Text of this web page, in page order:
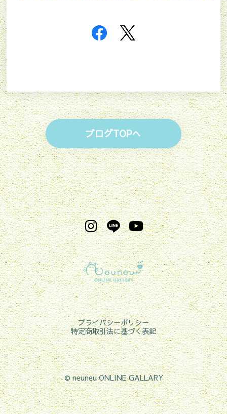
ブログTOPへ
プライバシーポリシー
特定商取引法に基づく表記
©︎ neuneu ONLINE GALLARY